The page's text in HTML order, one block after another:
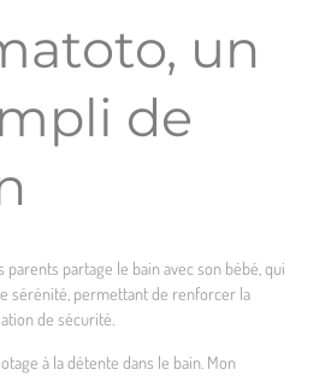
un
de
partage le bain avec son bébé, qui
sérénité, permettant de renforcer la
de sécurité.
à la détente dans le bain. Mon